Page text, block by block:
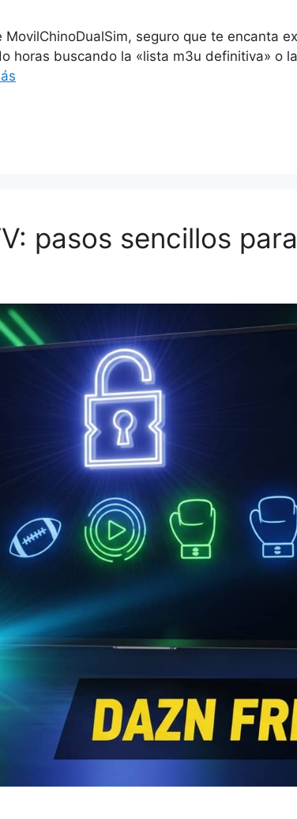
seguro que te encanta
horas buscando la «lista m3u definitiva» o
pasos sencillos